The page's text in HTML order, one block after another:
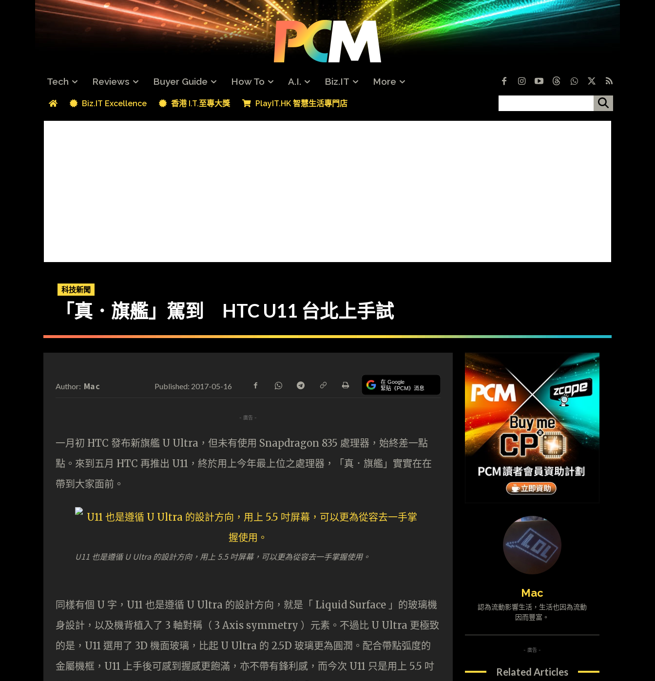
Tech Reviews Buyer Guide How To A.I. Biz.IT More
Biz.IT Excellence 香港 I.T.至專大獎 PlayIT.HK 智慧生活專門店
科技新聞
「真．旗艦」駕到 HTC U11 台北上手試
Author: Mac Published: 2017-05-16 在 Google
緊貼《PCM》消息
- 廣告 -
一月初 HTC 發布新旗艦 U Ultra，但未有使用 Snapdragon 835 處理器，始終差一點
點。來到五月 HTC 再推出 U11，終於用上今年最上位之處理器，「真．旗艦」實實在在
帶到大家面前。
U11 也是遵循 U Ultra 的設計方向，用上 5.5 吋屏幕，可以更為從容去一手掌握使用。
同樣有個 U 字，U11 也是遵循 U Ultra 的設計方向，就是「 Liquid Surface 」的玻璃機
身設計，以及機背植入了 3 軸對稱（ 3 Axis symmetry ）元素。不過比 U Ultra 更極致
的是，U11 選用了 3D 機面玻璃，比起 U Ultra 的 2.5D 玻璃更為圓潤。配合帶點弧度的
金屬機框，U11 上手後可感到握感更飽滿，亦不帶有鋒利感，而今次 U11 只是用上 5.5 吋
Mac
認為流動影響生活，生活也因為流動
因而豐富。
- 廣告 -
Related Articles